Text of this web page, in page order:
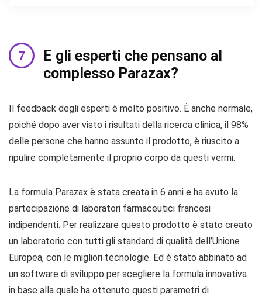
E gli esperti che pensano al
complesso Parazax?
Il feedback degli esperti è molto positivo. È anche normale,
poiché dopo aver visto i risultati della ricerca clinica, il 98%
delle persone che hanno assunto il prodotto, è riuscito a
ripulire completamente il proprio corpo da questi vermi.
La formula Parazax è stata creata in 6 anni e ha avuto la
partecipazione di laboratori farmaceutici francesi
indipendenti. Per realizzare questo prodotto è stato creato
un laboratorio con tutti gli standard di qualità dell’Unione
Europea, con le migliori tecnologie. Ed è stato abbinato ad
un software di sviluppo per scegliere la formula innovativa
in base alla quale ha ottenuto questi parametri di